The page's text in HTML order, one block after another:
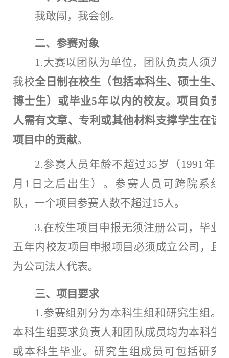
我敢闯，我会创。
二、参赛对象
1.大赛以团队为单位，团队负责人须为
我校全日制在校生（包括本科生、硕士生、
博士生）或毕业5年以内的校友。项目负责
人需有文章、专利或其他材料支撑学生在该
项目中的贡献。
2.参赛人员年龄不超过35岁（1991年3
月1日之后出生）。参赛人员可跨院系组
队，一个项目参赛人数不超过15人。
3.在校生项目申报无须注册公司，毕业
五年内校友项目申报项目必须成立公司，且
为公司法人代表。
三、项目要求
1.参赛组别分为本科生组和研究生组。
本科生组要求负责人和团队成员均为本科生
或本科生毕业。研究生组成员可包括研究